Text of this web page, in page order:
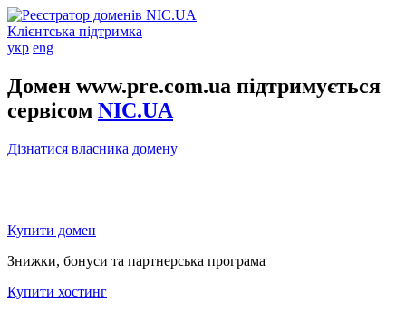
Клієнтська підтримка
укр eng
Домен www.pre.com.ua підтримується
сервісом NIC.UA
Дізнатися власника домену
Купити домен
Знижки, бонуси та партнерська програма
Купити хостинг